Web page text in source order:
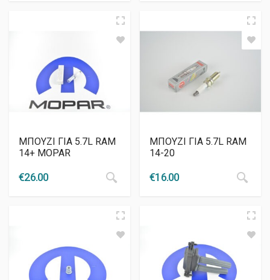
ΜΠΟΥΖΙ ΓΙΑ 5.7L RAM
14+ MOPAR
€26.00
ΜΠΟΥΖΙ ΓΙΑ 5.7L RAM
14-20
€16.00